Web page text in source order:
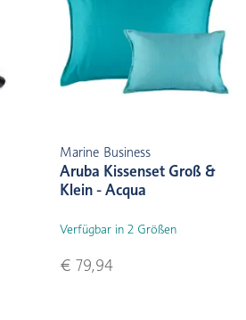
Marine Business
Aruba Kissenset Groß &
Klein - Acqua
Verfügbar in 2 Größen
€ 79,94